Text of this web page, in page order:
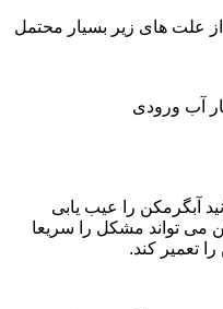
علت های زیر بسیار محتمل
آب ورودی
آبگرمکن را عیب یابی
می تواند مشکل را سریعا
تعمیر کند.